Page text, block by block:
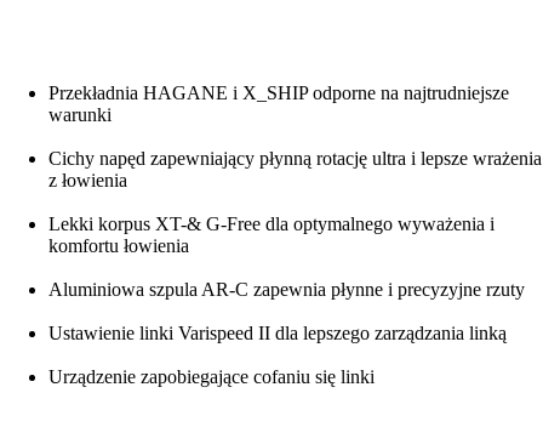
Przekładnia HAGANE i X_SHIP odporne na najtrudniejsze
warunki
Cichy napęd zapewniający płynną rotację ultra i lepsze wrażenia
z łowienia
Lekki korpus XT-& G-Free dla optymalnego wyważenia i
komfortu łowienia
Aluminiowa szpula AR-C zapewnia płynne i precyzyjne rzuty
Ustawienie linki Varispeed II dla lepszego zarządzania linką
Urządzenie zapobiegające cofaniu się linki